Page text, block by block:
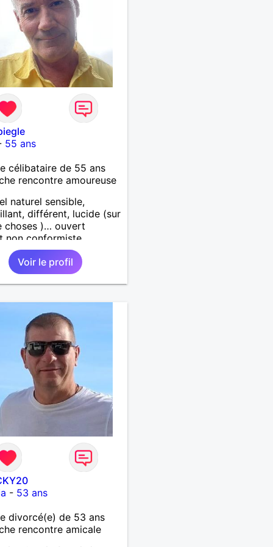
55 ans
célibataire de 55 ans
rencontre amoureuse
naturel sensible,
différent, lucide (sur
choses )… ouvert
non conformiste.
en l’autre un peu la
chose…
Voir le profil
- 53 ans
divorcé(e) de 53 ans
rencontre amicale